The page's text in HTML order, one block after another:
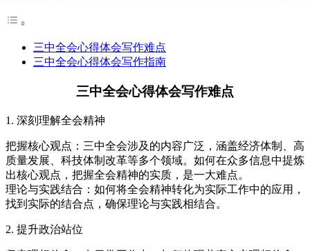
三中全会心得体会写作难点
三中全会心得体会写作指南
三中全会心得体会写作难点
1. 深刻理解全会精神
把握核心观点：三中全会涉及的内容广泛，涵盖经济体制、高
质量发展、科技体制改革等多个领域。如何在众多信息中提炼
出核心观点，把握全会精神的实质，是一大难点。
理论与实践结合：如何将全会精神转化为实际工作中的应用，
找到实际的结合点，确保理论与实践相结合。
2. 提升政治站位